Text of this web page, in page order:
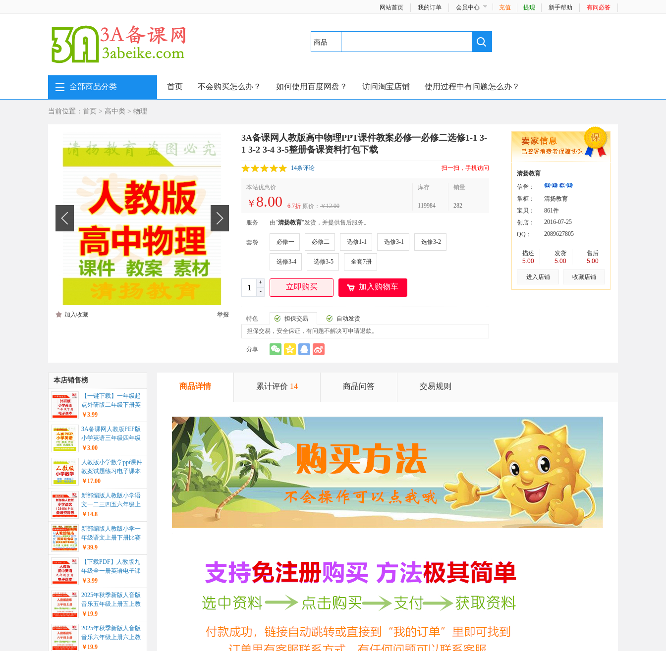
网站首页 我的订单 会员中心 充值 提现 新手帮助 有问必答
商品
全部商品分类 首页 不会购买怎么办？ 如何使用百度网盘？ 访问淘宝店铺 使用过程中有问题怎么办？
当前位置： 首页 > 高中类 > 物理
加入收藏 举报
3A备课网人教版高中物理PPT课件教案必修一必修二选修1-1 3-
1 3-2 3-4 3-5整册备课资料打包下载
14条评论 扫一扫，手机访问
本站优惠价
￥ 8.00 6.7折 原价： ￥12.00
库存 销量
119984 282
服务 由"清扬教育"发货，并提供售后服务。
套餐 必修一 必修二 选修1-1 选修3-1 选修3-2
选修3-4 选修3-5 全套7册
+
-
立即购买 加入购物车
特色 担保交易
自动发货
担保交易，安全保证，有问题不解决可申请退款。
分享
清扬教育
信誉：
掌柜：
清扬教育
宝贝：
861件
创店：
2016-07-25
QQ：
2089627805
描述
5.00
发货
5.00
售后
5.00
进入店铺 收藏店铺
本店销售榜
【一键下载】一年级起
点外研版二年级下册英
语电子课本电子教材...
￥3.99
3A备课网人教版PEP版
小学英语三年级四年级
五年级六年级上册下册
ppt...
￥3.00
人教版小学数学ppt课件
教案试题练习电子课本
教学计划期末复习一年
级二年...
￥17.00
新部编版人教版小学语
文一二三四五六年级上
册下册ppt课件教案试题
课文朗...
￥14.8
新部编版人教版小学一
年级语文上册下册比赛
课公开课获奖视频配套
优秀教案P...
￥39.9
【下载PDF】人教版九
年级全一册英语电子课
本电子教材...
￥3.99
2025年秋季新版人音版
音乐五年级上册五上教
学课件+同步教学设计
教案+...
￥19.9
2025年秋季新版人音版
音乐六年级上册六上教
学课件+同步教学设计
￥19.9
商品详情 累计评价 14 商品问答 交易规则